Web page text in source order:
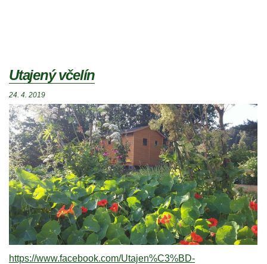
Utajený včelín
24. 4. 2019
https://www.facebook.com/Utajen%C3%BD-